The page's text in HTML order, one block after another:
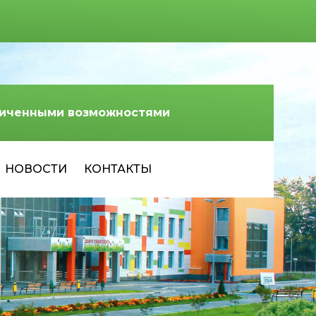
возможностями
НОВОСТИ КОНТАКТЫ